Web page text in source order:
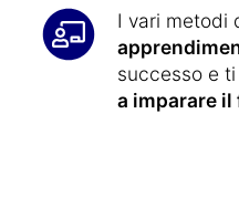
I vari metodi
successo e ti
a imparare